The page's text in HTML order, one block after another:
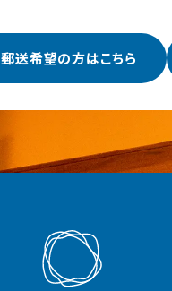
郵送希望の方はこちら